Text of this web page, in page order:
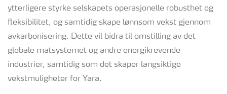
ytterligere styrke selskapets operasjonelle robusthet og
fleksibilitet, og samtidig skape lønnsom vekst gjennom
avkarbonisering. Dette vil bidra til omstilling av det
globale matsystemet og andre energikrevende
industrier, samtidig som det skaper langsiktige
vekstmuligheter for Yara.